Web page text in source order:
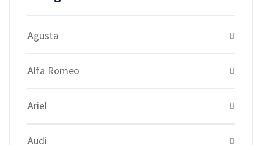
Agusta
Alfa Romeo
Ariel
Audi